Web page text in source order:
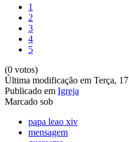
1
2
3
4
5
(0 votos)
Última modificação em Terça,
Publicado em Igreja
Marcado sob
papa leao xiv
mensagem